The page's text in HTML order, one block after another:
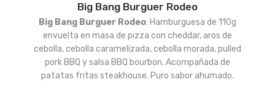
a la
lista
de
Big Bang Burguer Rodeo
Big Bang Burguer Rodeo: Hamburguesa de 110g
envuelta en masa de pizza con cheddar, aros de
cebolla, cebolla caramelizada, cebolla morada, pulled
pork BBQ y salsa BBQ bourbon. Acompañada de
patatas fritas steakhouse. Puro sabor ahumado.